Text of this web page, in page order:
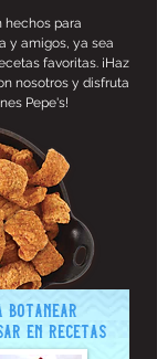
hechos para
y amigos, ya sea
favoritas. ¡Haz
nosotros y disfruta
Pepe's!
botanear
en recetas